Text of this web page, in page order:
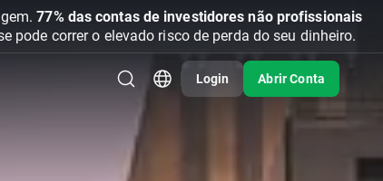
77% das contas de investidores não profissionais
pode correr o elevado risco de perda do seu dinheiro.
Login Abrir Conta